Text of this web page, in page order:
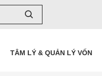
TÂM LÝ & QUẢN LÝ VỐN